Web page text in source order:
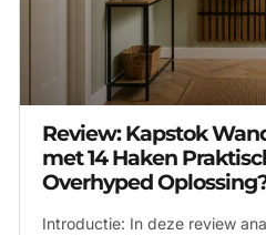
Review: Kapstok
met 14 Haken
Overhyped
Introductie: In deze review